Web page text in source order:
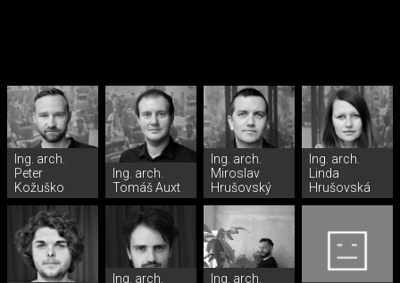
Ing. arch.
Peter
Kožuško
Ing. arch.
Tomáš Auxt
Ing. arch.
Miroslav
Hrušovský
Ing. arch.
Linda
Hrušovská
Ing. arch. Ing. arch.